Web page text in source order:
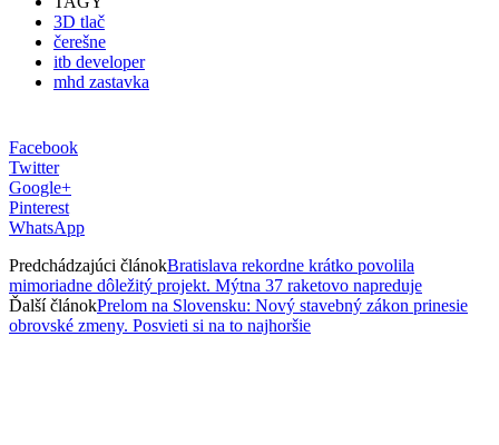
3D tlač
čerešne
itb developer
mhd zastavka
Facebook
Twitter
Google+
Pinterest
WhatsApp
Predchádzajúci článokBratislava rekordne krátko povolila
mimoriadne dôležitý projekt. Mýtna 37 raketovo napreduje
Ďalší článokPrelom na Slovensku: Nový stavebný zákon prinesie
obrovské zmeny. Posvieti si na to najhoršie